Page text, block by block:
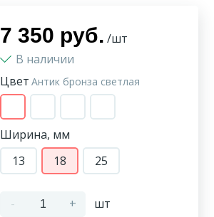
7 350 руб. /шт
В наличии
Цвет Антик бронза светлая
Ширина, мм
13
18 25
- + шт